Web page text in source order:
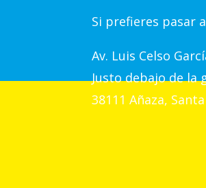
Si prefieres pasar
Av. Luis Celso
Justo debajo de la
38111 Añaza,